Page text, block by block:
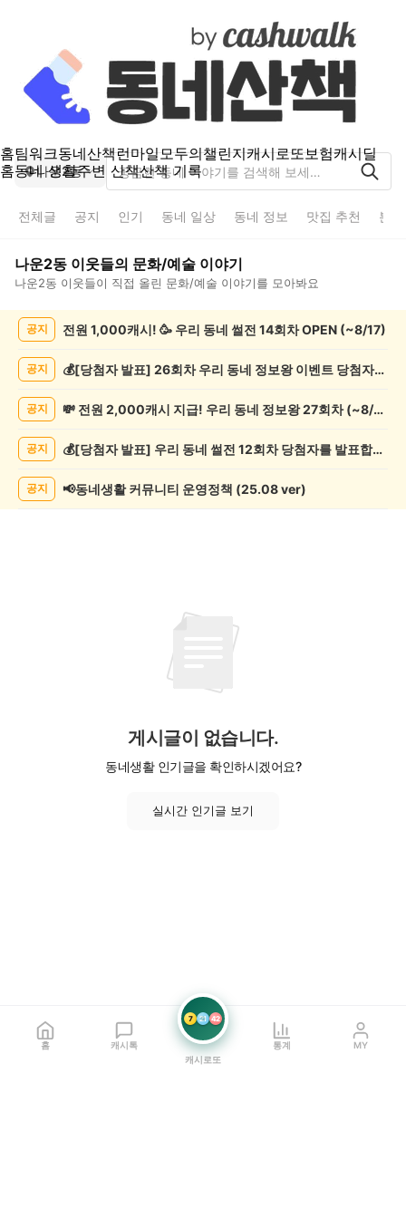
홈팀워크동네산책런마일모두의챌린지캐시로또보험캐시딜
홈동네 생활주변 산책산책 기록
나운2동
전체글 공지 인기 동네 일상 동네 정보 맛집 추천 분
나운2동 이웃들의 문화/예술 이야기
나운2동 이웃들이 직접 올린 문화/예술 이야기를 모아봐요
화/
목
공지 전원 1,000캐시! 🥳 우리 동네 썰전 14회차 OPEN (~8/17)
공지 💰[당첨자 발표] 26회차 우리 동네 정보왕 이벤트 당첨자를 발표합니다!
공지 💸 전원 2,000캐시 지급! 우리 동네 정보왕 27회차 (~8/10)
공지 💰[당첨자 발표] 우리 동네 썰전 12회차 당첨자를 발표합니다!
공지 📢동네생활 커뮤니티 운영정책 (25.08 ver)
게시글이 없습니다.
동네생활 인기글을 확인하시겠어요?
실시간 인기글 보기
홈 캐시톡
7 21 42
캐시로또
통계 MY